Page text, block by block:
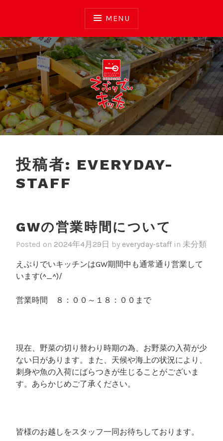
MENU
えぶりでいキッチン
投稿者: EVERYDAY-
STAFF
GWの営業時間について
Posted on 2024年4月29日 by everyday-staff in 未分類
えぶりでいキッチンはGW期間中も通常通り営業して
います(^_^)/
営業時間 ８：００～１８：００まで
現在、野菜の切り替わり時期の為、お野菜の入荷が少
ない日があります。また、天候や海上の状況により、
刺身や魚の入荷にばらつきが生じることがございま
す。あらかじめご了承ください。
皆様のお越しをスタッフ一同お待ちしております。